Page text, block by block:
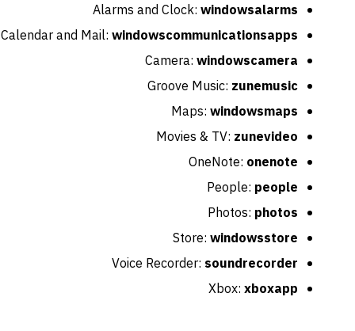
Alarms and Clock: windowsalarms
Calendar and Mail: windowscommunicationsapps
Camera: windowscamera
Groove Music: zunemusic
Maps: windowsmaps
Movies & TV: zunevideo
OneNote: onenote
People: people
Photos: photos
Store: windowsstore
Voice Recorder: soundrecorder
Xbox: xboxapp